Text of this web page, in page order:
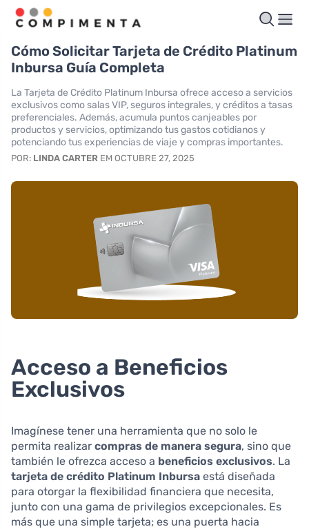
Cómo Solicitar Tarjeta de Crédito Platinum
Inbursa Guía Completa
La Tarjeta de Crédito Platinum Inbursa ofrece acceso a servicios
exclusivos como salas VIP, seguros integrales, y créditos a tasas
preferenciales. Además, acumula puntos canjeables por
productos y servicios, optimizando tus gastos cotidianos y
potenciando tus experiencias de viaje y compras importantes.
POR: LINDA CARTER EM OCTUBRE 27, 2025
Acceso a Beneficios
Exclusivos
Imagínese tener una herramienta que no solo le
permita realizar compras de manera segura, sino que
también le ofrezca acceso a beneficios exclusivos. La
tarjeta de crédito Platinum Inbursa está diseñada
para otorgar la flexibilidad financiera que necesita,
junto con una gama de privilegios excepcionales. Es
más que una simple tarjeta; es una puerta hacia